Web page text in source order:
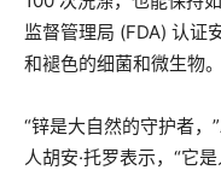
监督管理局 (FDA) 认
和褪色的细菌和微生物。
“锌是大自然的守护者
人胡安·托罗表示，“它